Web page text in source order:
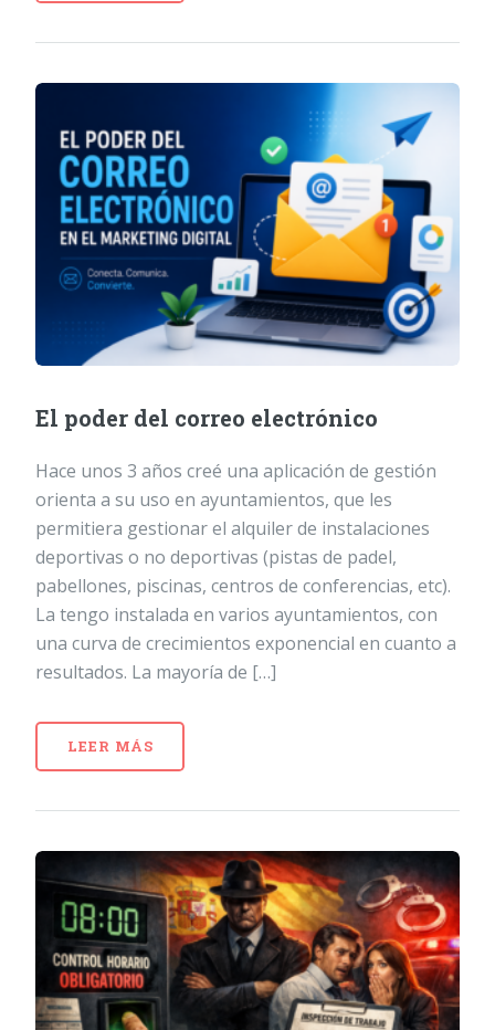
El poder del correo electrónico
Hace unos 3 años creé una aplicación de gestión
orienta a su uso en ayuntamientos, que les
permitiera gestionar el alquiler de instalaciones
deportivas o no deportivas (pistas de padel,
pabellones, piscinas, centros de conferencias, etc).
La tengo instalada en varios ayuntamientos, con
una curva de crecimientos exponencial en cuanto a
resultados. La mayoría de […]
LEER MÁS